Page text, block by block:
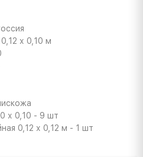
х 0,10 м
х 0,10 - 9 шт
0,12 х 0,12 м - 1 шт